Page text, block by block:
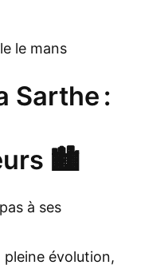
Sarthe :
🏙️
à ses
pleine évolution,